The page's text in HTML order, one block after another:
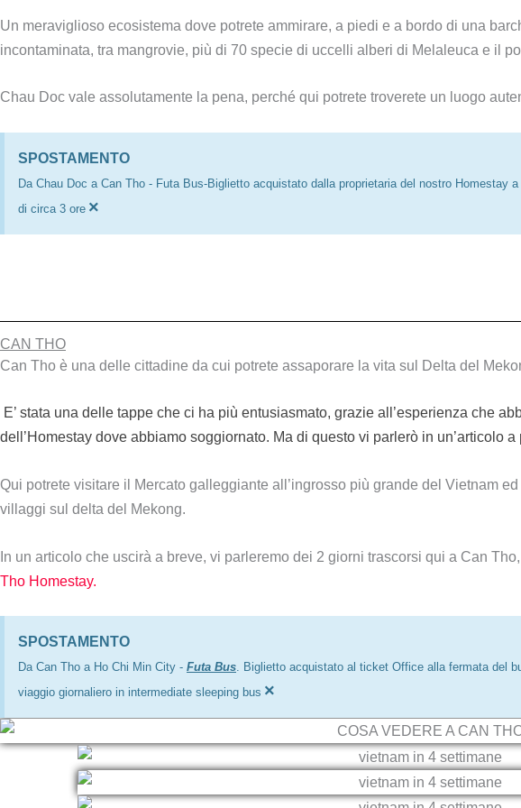
Un meraviglioso ecosistema dove potrete ammirare, a piedi e a bordo di una
incontaminata, tra mangrovie, più di 70 specie di uccelli alberi di Melaleuca e il
Chau Doc vale assolutamente la pena, perché qui potrete troverete un luogo
SPOSTAMENTO
Da Chau Doc a Can Tho - Futa Bus-Biglietto acquistato dalla proprietaria del nostro Homestay
di circa 3 ore ×
CAN THO
Can Tho è una delle cittadine da cui potrete assaporare la vita sul Delta del
E’ stata una delle tappe che ci ha più entusiasmato, grazie all’esperienza che
dell’Homestay dove abbiamo soggiornato. Ma di questo vi parlerò in un’articolo a
Qui potrete visitare il Mercato galleggiante all’ingrosso più grande del Vietnam
villaggi sul delta del Mekong.
In un articolo che uscirà a breve, vi parleremo dei 2 giorni trascorsi qui a Can
Tho Homestay.
SPOSTAMENTO
Da Can Tho a Ho Chi Min City - Futa Bus. Biglietto acquistato al ticket Office alla fermata del
viaggio giornaliero in intermediate sleeping bus ×